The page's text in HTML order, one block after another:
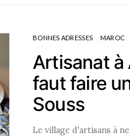
BONNES ADRESSES MAROC
Artisanat à
faut faire
Souss
Le village d'artisans à